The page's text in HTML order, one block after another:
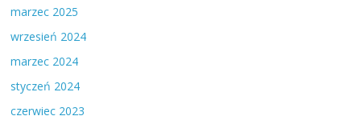
marzec 2025
wrzesień 2024
marzec 2024
styczeń 2024
czerwiec 2023